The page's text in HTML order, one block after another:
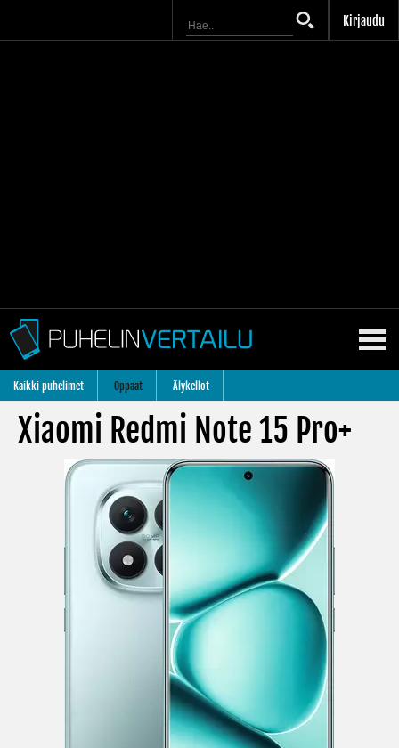
Kirjaudu
Kaikki puhelimet Oppaat Älykellot
Xiaomi Redmi Note 15 Pro+